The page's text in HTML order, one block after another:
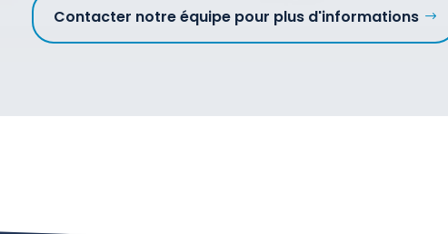
Contacter notre équipe pour plus d'informations